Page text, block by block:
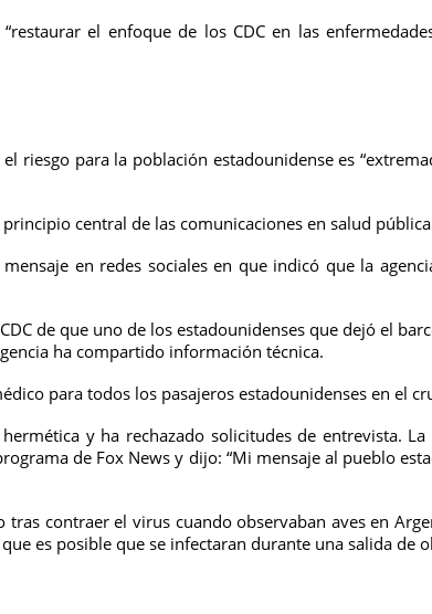
el enfoque de los CDC en las
riesgo para la población estadounidense es
central de las comunicaciones en salud
en redes sociales en que indicó que la
de que uno de los estadounidenses que dejó el
ha compartido información técnica.
para todos los pasajeros estadounidenses en el
y ha rechazado solicitudes de entrevista.
de Fox News y dijo: “Mi mensaje al pueblo
contraer el virus cuando observaban aves en
es posible que se infectaran durante una salida de